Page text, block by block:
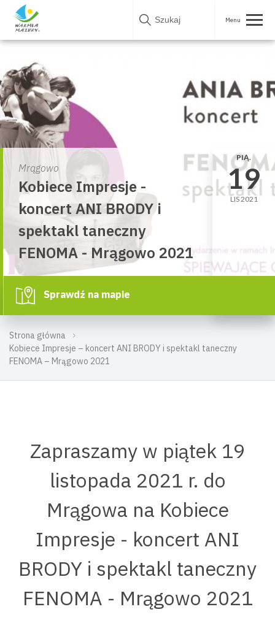
Skip
Strona główna
Kobiece Impresje – koncert ANI BRODY i spektakl taneczny
FENOMA – Mrągowo 2021
Mrągowo
Kobiece Impresje -
koncert ANI BRODY i
spektakl taneczny
FENOMA - Mrągowo 2021
PIĄ.
19
LIS 2021
Sprawdź na mapie
Zapraszamy w piątek 19
listopada 2021 r. do
Mrągowa na Kobiece
Impresje - koncert ANI
BRODY i spektakl taneczny
FENOMA - Mrągowo 2021